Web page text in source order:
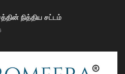
நித்திய சட்டம்